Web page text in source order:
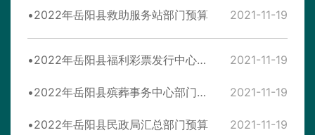
2022年岳阳县救助服务站部门预算 2021-11-19
2022年岳阳县福利彩票发行中心部门预算 2021-11-19
2022年岳阳县殡葬事务中心部门预算 2021-11-19
2022年岳阳县民政局汇总部门预算 2021-11-19